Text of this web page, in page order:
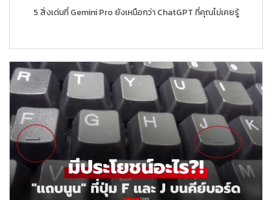
5 สิ่งเด่นที่ Gemini Pro ยังเหนือกว่า ChatGPT ที่คุณไม่เคยรู้